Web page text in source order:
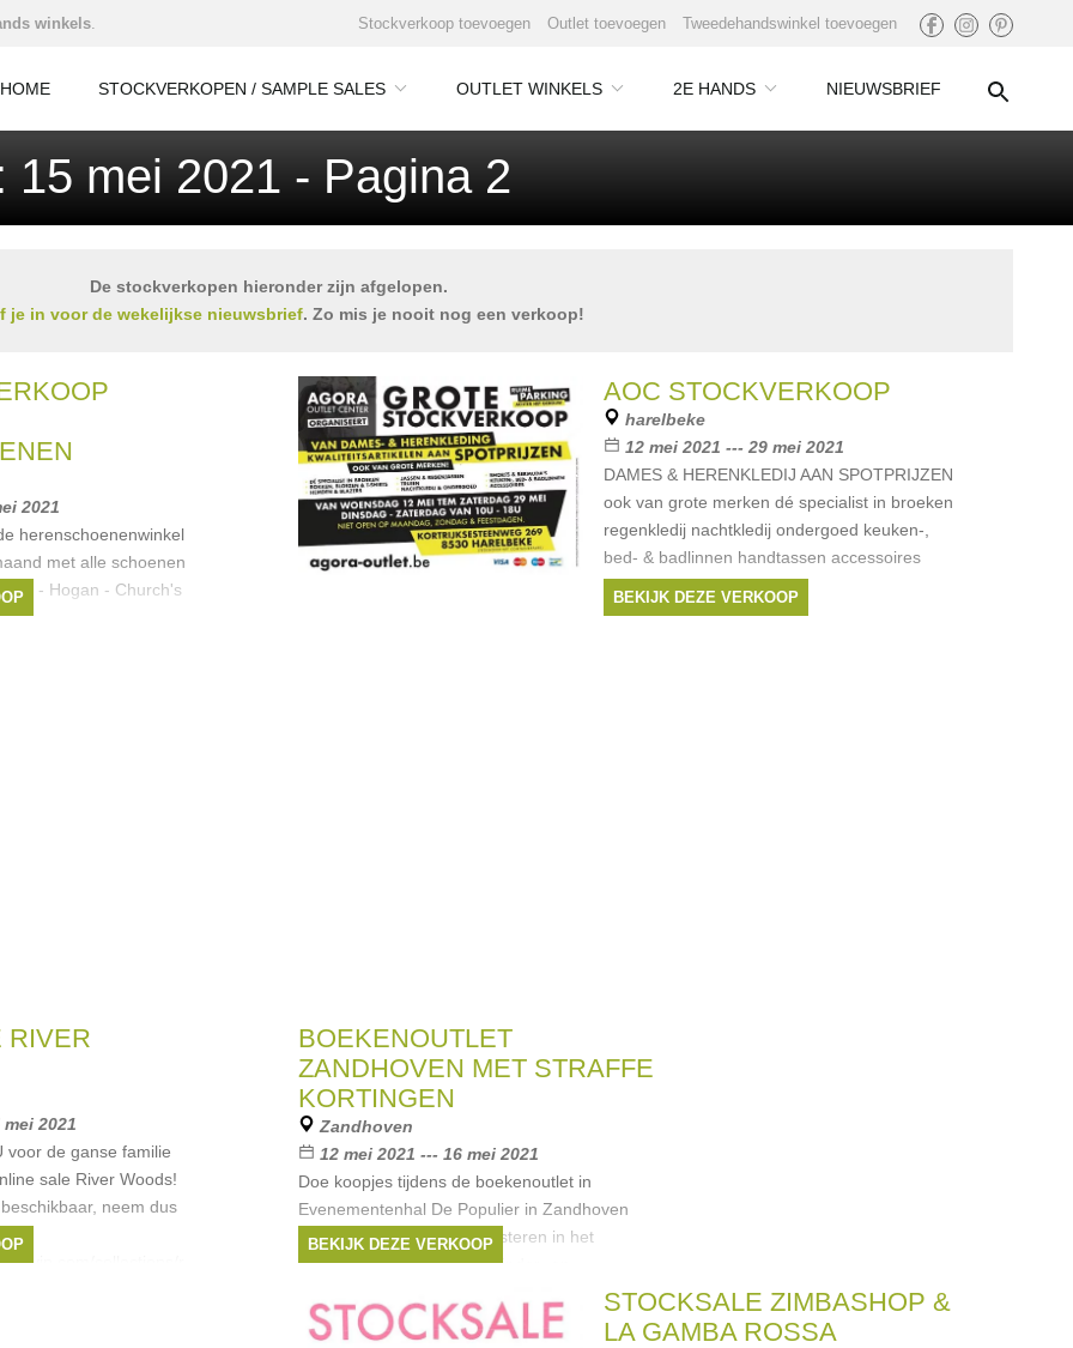
winkels. Stockverkoop toevoegen Outlet toevoegen Tweedehandswinkel toevoegen
HOME STOCKVERKOPEN / SAMPLE SALES OUTLET WINKELS 2E HANDS NIEUWSBRIEF
mei 2021 - Pagina 2
De stockverkopen hieronder zijn afgelopen.
je in voor de wekelijkse nieuwsbrief. Zo mis je nooit nog een verkoop!
2021
herenschoenenwinkel
met alle schoenen
- Hogan - Church's
AOC STOCKVERKOOP
harelbeke
12 mei 2021 --- 29 mei 2021
DAMES & HERENKLEDIJ AAN SPOTPRIJZEN
ook van grote merken dé specialist in broeken
regenkledij nachtkledij ondergoed keuken-,
bed- & badlinnen handtassen accessoires
BEKIJK DEZE VERKOOP
RIVER
2021
voor de ganse familie
sale River Woods!
neem dus
collections/riverwoods
BOEKENOUTLET
ZANDHOVEN MET STRAFFE
KORTINGEN
Zandhoven
12 mei 2021 --- 16 mei 2021
Doe koopjes tijdens de boekenoutlet in
Evenementenhal De Populier in Zandhoven
(gratis toegang)! Kom snuisteren in het
meterslange aanbod aan kinder- en
jeugdboeken. Daarnaast zijn er o.a. ook strips,
BEKIJK DEZE VERKOOP
STOCKSALE ZIMBASHOP &
LA GAMBA ROSSA